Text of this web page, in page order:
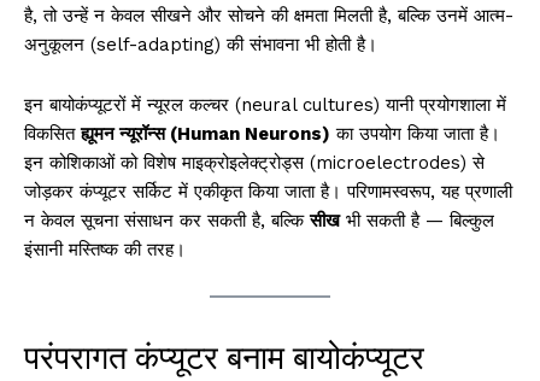
है, तो उन्हें न केवल सीखने और सोचने की क्षमता मिलती है, बल्कि उनमें आत्म-
अनुकूलन (self-adapting) की संभावना भी होती है।
इन बायोकंप्यूटरों में न्यूरल कल्चर (neural cultures) यानी प्रयोगशाला में
विकसितह्यूमन न्यूरॉन्स (Human Neurons) का उपयोग किया जाता है।
इन कोशिकाओं को विशेष माइक्रोइलेक्ट्रोड्स (microelectrodes) से
जोड़कर कंप्यूटर सर्किट में एकीकृत किया जाता है। परिणामस्वरूप, यह प्रणाली
न केवल सूचना संसाधन कर सकती है, बल्किसीखभी सकती है — बिल्कुल
इंसानी मस्तिष्क की तरह।
परंपरागत कंप्यूटर बनाम बायोकंप्यूटर